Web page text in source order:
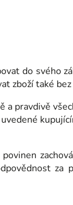
do svého
zboží také
a pravdivě
za